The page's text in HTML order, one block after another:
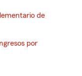
de
por